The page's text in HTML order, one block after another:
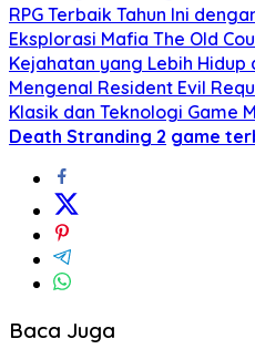
RPG Terbaik Tahun Ini
Eksplorasi Mafia The Old
Kejahatan yang Lebih Hidup
Mengenal Resident Evil
Klasik dan Teknologi Game
Death Stranding 2 game
Baca Juga